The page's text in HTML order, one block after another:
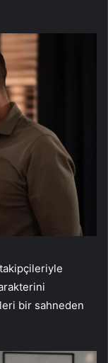
takipçileriyle
bir sahneden